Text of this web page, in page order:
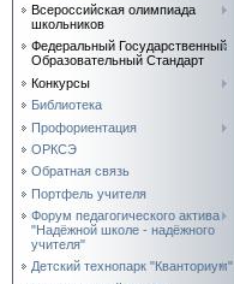
Всероссийская олимпиада
школьников
Федеральный Государственный
Образовательный Стандарт
Конкурсы
Библиотека
Профориентация
ОРКСЭ
Обратная связь
Портфель учителя
Форум педагогического актива
"Надёжной школе - надёжного
учителя"
Детский технопарк "Кванториум"